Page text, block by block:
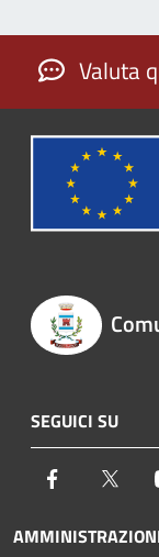
Valuta
SEGUICI SU
Facebook